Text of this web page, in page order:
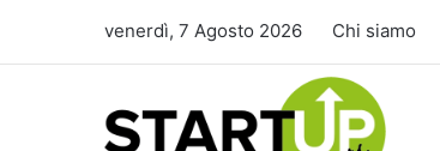
venerdì, 7 Agosto 2026 Chi siamo